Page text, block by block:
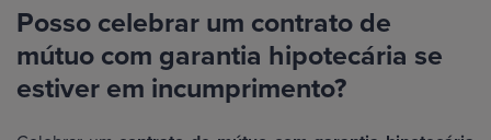
Posso celebrar um contrato de
mútuo com garantia hipotecária se
estiver em incumprimento?